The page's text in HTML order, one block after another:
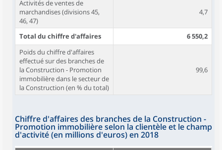
Activités de ventes de
marchandises (divisions 45,
46, 47)
4,7
Total du chiffre d'affaires
6 550,2
Poids du chiffre d'affaires
effectué sur des branches de
la Construction - Promotion
immobilière dans le secteur de
la Construction (en % du total)
99,6
Chiffre d'affaires des branches de la Construction -
Promotion immobilière selon la clientèle et le champ
d'activité (en millions d'euros) en 2018